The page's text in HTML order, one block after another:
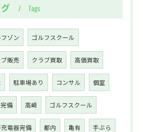
Tags
ゾン ゴルフスクール
販売 クラブ買取 高価買取
駐車場あり コンサル 個室
完備 高崎 ゴルフスクール
電器完備 都内 亀有 手ぶら